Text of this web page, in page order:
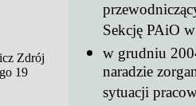
Zdrój
19
Sekcję PAiO
w grudniu
naradzie
sytuacji